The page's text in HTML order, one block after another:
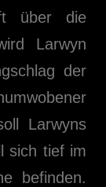
über die
Larwyn
der
Larwyns
sich tief im
befinden.